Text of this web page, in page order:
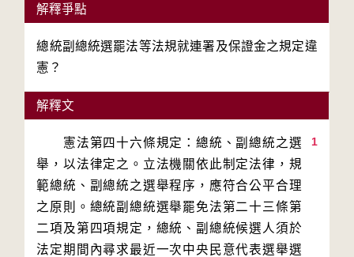
解釋爭點
總統副總統選罷法等法規就連署及保證金之規定違
憲？
解釋文
1
憲法第四十六條規定：總統、副總統之選
舉，以法律定之。立法機關依此制定法律，規
範總統、副總統之選舉程序，應符合公平合理
之原則。總統副總統選舉罷免法第二十三條第
二項及第四項規定，總統、副總統候選人須於
法定期間內尋求最近一次中央民意代表選舉選